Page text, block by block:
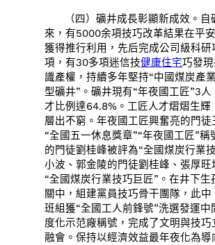
（四）礦井成長彰顯新成效。自
來，有5000余項技巧改革結果在平
獲得推行利用，先后完成公司級科
項，有30多項迷信技健康住宅巧發
識產權，持續多年堅持“中國煤炭產
型礦井”。礦井現有“年夜國工匠”3人
才比例達64.8%。工匠人才熠熠生輝
層出不窮。年夜國工匠興奮亮的門徒
“全國五一休息獎章”“年夜國工匠”稱
的門徒劉桂峰被評為“全國煤炭行業
小波、郭金陵的門徒劉桂峰、張厚旺
“全國煤炭行業技巧巨匠”。在井下生
關中，組建黨員技巧骨干團隊，此中
班組獲“全國工人前鋒號”洗選發運中
度化示范廠稱號，完成了文明與技巧
融會。保持以經濟效益最年夜化為導